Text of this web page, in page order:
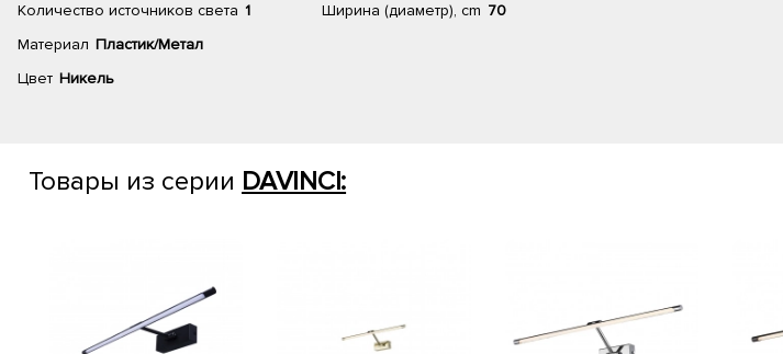
Количество источников света 1
Материал Пластик/Метал
Цвет Никель
Ширина (диаметр), cm 70
Товары из серии DAVINCI: